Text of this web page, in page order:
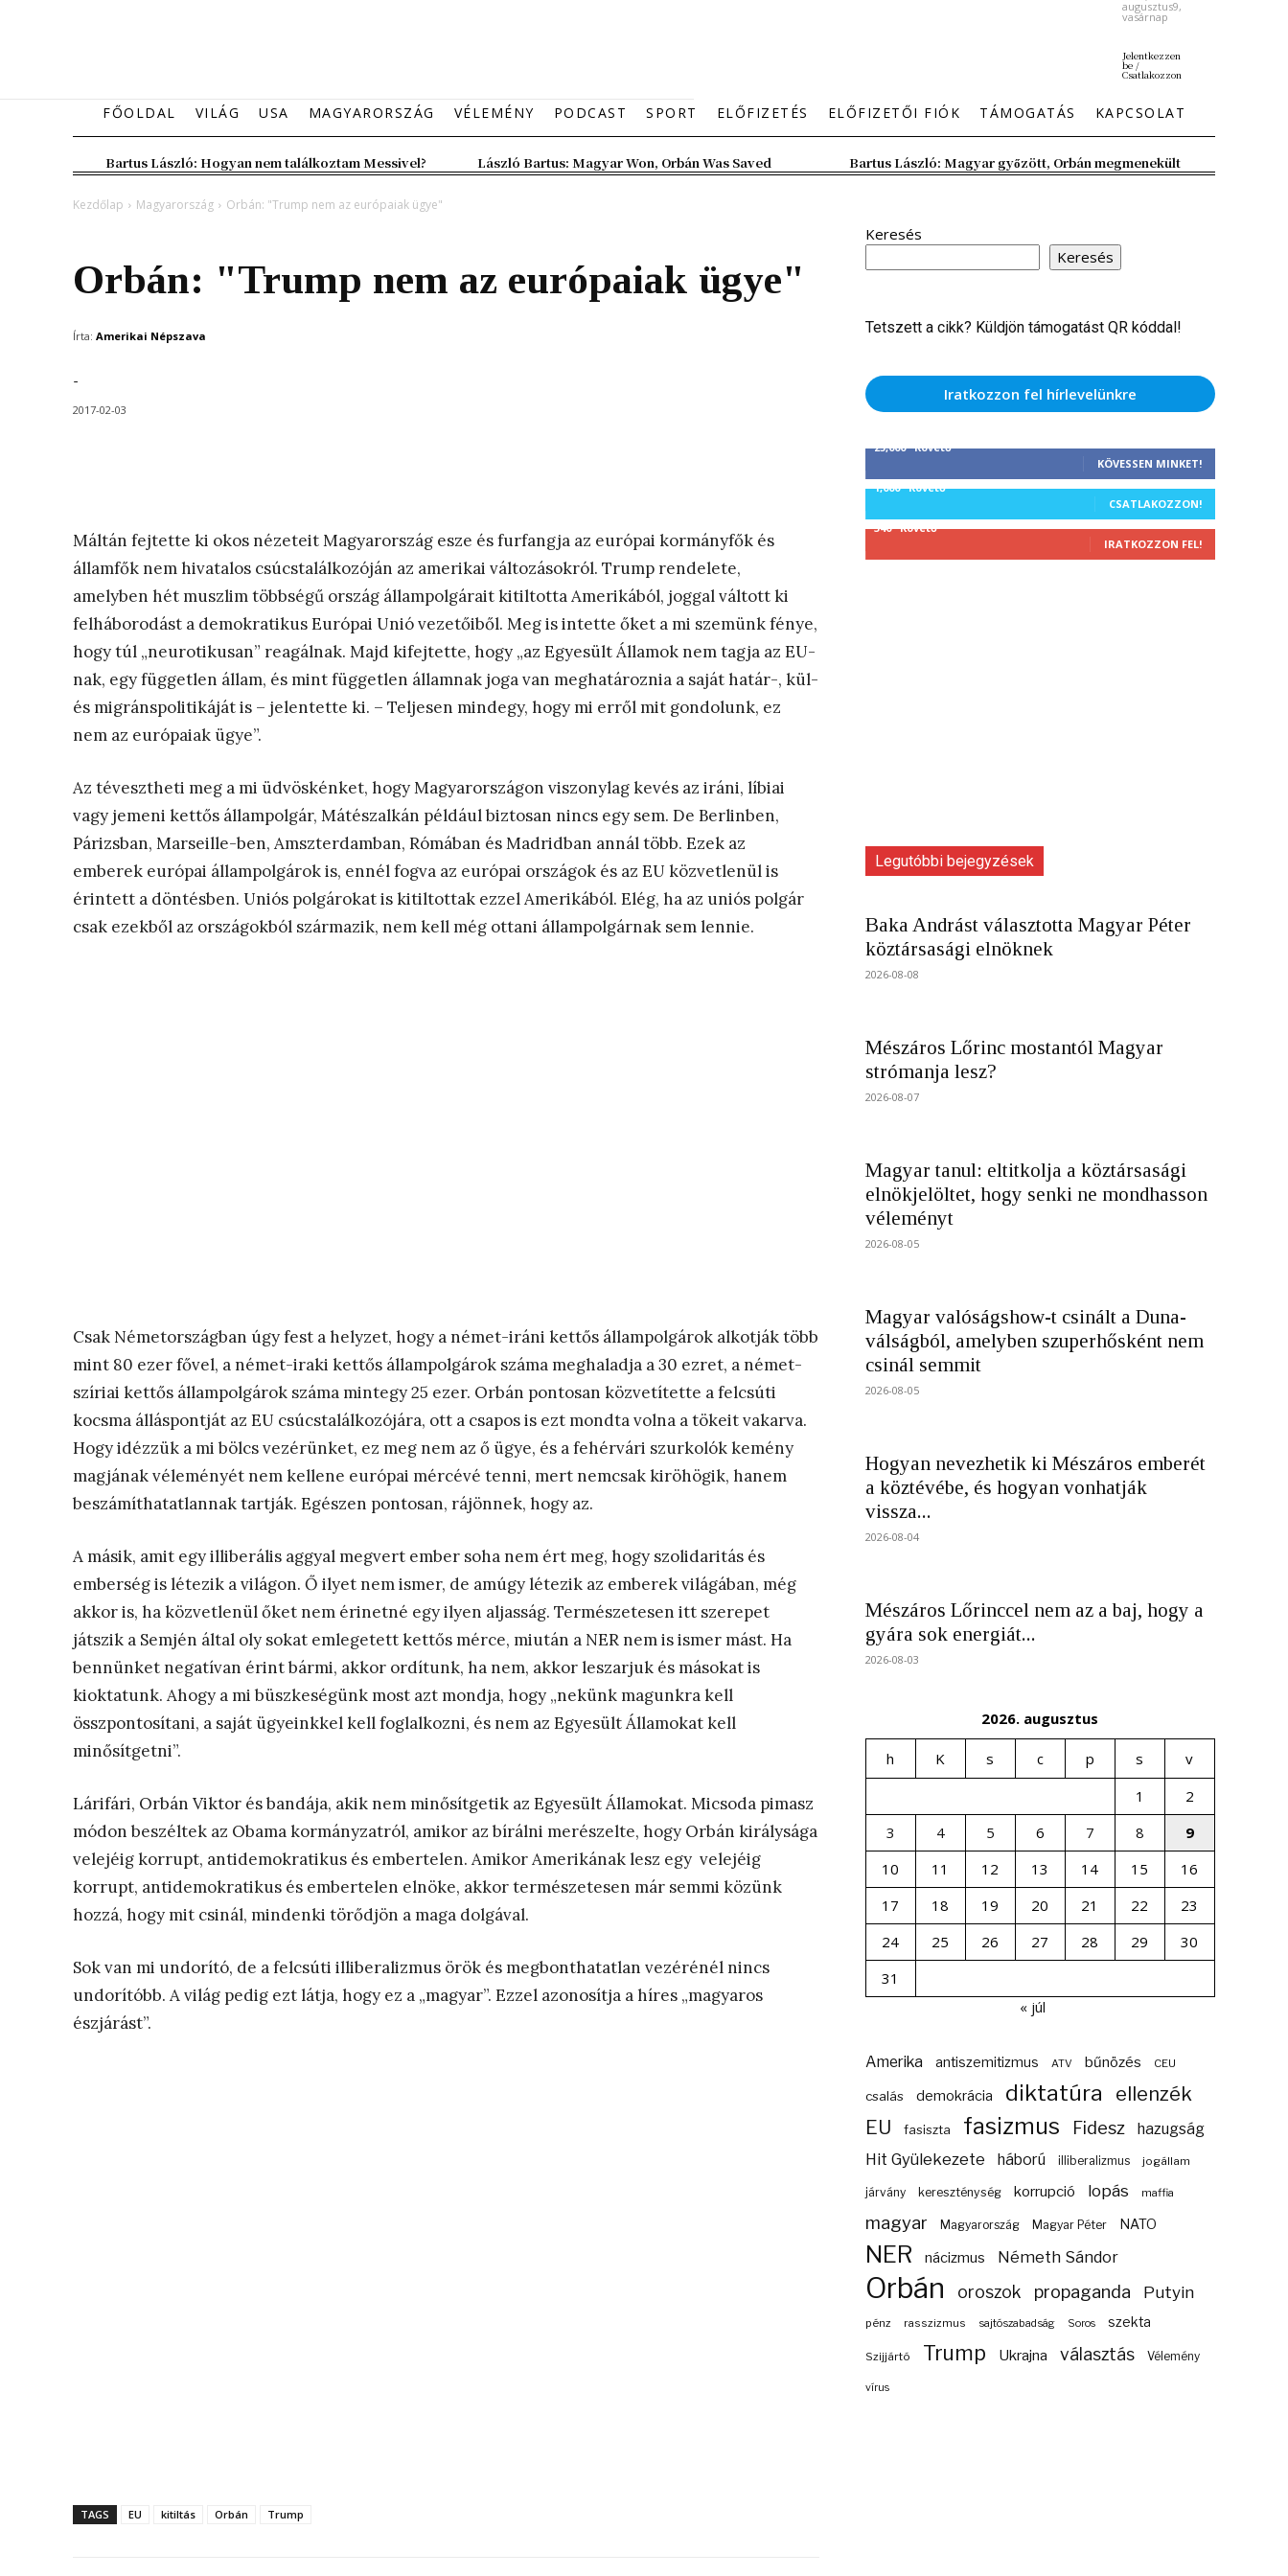
augusztus9,
vasárnap
Jelentkezzen
be /
Csatlakozzon
FŐOLDAL VILÁG USA MAGYARORSZÁG VÉLEMÉNY PODCAST SPORT ELŐFIZETÉS ELŐFIZETŐI FIÓK TÁMOGATÁS KAPCSOLAT
Bartus László: Hogyan nem találkoztam Messivel? László Bartus: Magyar Won, Orbán Was Saved Bartus László: Magyar győzött, Orbán megmenekült
Kezdőlap Magyarország Orbán: "Trump nem az európaiak ügye"
Orbán: "Trump nem az európaiak ügye"
Írta: Amerikai Népszava
-
2017-02-03
Máltán fejtette ki okos nézeteit Magyarország esze és furfangja az európai kormányfők és
államfők nem hivatalos csúcstalálkozóján az amerikai változásokról. Trump rendelete,
amelyben hét muszlim többségű ország állampolgárait kitiltotta Amerikából, joggal váltott ki
felháborodást a demokratikus Európai Unió vezetőiből. Meg is intette őket a mi szemünk fénye,
hogy túl „neurotikusan” reagálnak. Majd kifejtette, hogy „az Egyesült Államok nem tagja az EU-
nak, egy független állam, és mint független államnak joga van meghatároznia a saját határ-, kül-
és migránspolitikáját is – jelentette ki. – Teljesen mindegy, hogy mi erről mit gondolunk, ez
nem az európaiak ügye”.
Az tévesztheti meg a mi üdvöskénket, hogy Magyarországon viszonylag kevés az iráni, líbiai
vagy jemeni kettős állampolgár, Mátészalkán például biztosan nincs egy sem. De Berlinben,
Párizsban, Marseille-ben, Amszterdamban, Rómában és Madridban annál több. Ezek az
emberek európai állampolgárok is, ennél fogva az európai országok és az EU közvetlenül is
érintett a döntésben. Uniós polgárokat is kitiltottak ezzel Amerikából. Elég, ha az uniós polgár
csak ezekből az országokból származik, nem kell még ottani állampolgárnak sem lennie.
Csak Németországban úgy fest a helyzet, hogy a német-iráni kettős állampolgárok alkotják több
mint 80 ezer fővel, a német-iraki kettős állampolgárok száma meghaladja a 30 ezret, a német-
szíriai kettős állampolgárok száma mintegy 25 ezer. Orbán pontosan közvetítette a felcsúti
kocsma álláspontját az EU csúcstalálkozójára, ott a csapos is ezt mondta volna a tökeit vakarva.
Hogy idézzük a mi bölcs vezérünket, ez meg nem az ő ügye, és a fehérvári szurkolók kemény
magjának véleményét nem kellene európai mércévé tenni, mert nemcsak kiröhögik, hanem
beszámíthatatlannak tartják. Egészen pontosan, rájönnek, hogy az.
A másik, amit egy illiberális aggyal megvert ember soha nem ért meg, hogy szolidaritás és
emberség is létezik a világon. Ő ilyet nem ismer, de amúgy létezik az emberek világában, még
akkor is, ha közvetlenül őket nem érinetné egy ilyen aljasság. Természetesen itt szerepet
játszik a Semjén által oly sokat emlegetett kettős mérce, miután a NER nem is ismer mást. Ha
bennünket negatívan érint bármi, akkor ordítunk, ha nem, akkor leszarjuk és másokat is
kioktatunk. Ahogy a mi büszkeségünk most azt mondja, hogy „nekünk magunkra kell
összpontosítani, a saját ügyeinkkel kell foglalkozni, és nem az Egyesült Államokat kell
minősítgetni”.
Lárifári, Orbán Viktor és bandája, akik nem minősítgetik az Egyesült Államokat. Micsoda pimasz
módon beszéltek az Obama kormányzatról, amikor az bírálni merészelte, hogy Orbán királysága
velejéig korrupt, antidemokratikus és embertelen. Amikor Amerikának lesz egy velejéig
korrupt, antidemokratikus és embertelen elnöke, akkor természetesen már semmi közünk
hozzá, hogy mit csinál, mindenki törődjön a maga dolgával.
Sok van mi undorító, de a felcsúti illiberalizmus örök és megbonthatatlan vezérénél nincs
undorítóbb. A világ pedig ezt látja, hogy ez a „magyar”. Ezzel azonosítja a híres „magyaros
észjárást”.
TAGS EU kitiltás Orbán Trump
Keresés
Keresés
Tetszett a cikk? Küldjön támogatást QR kóddal!
Iratkozzon fel hírlevelünkre
25,000 Követő
KÖVESSEN MINKET!
1,000 Követő
CSATLAKOZZON!
340 Követő
IRATKOZZON FEL!
Legutóbbi bejegyzések
Baka Andrást választotta Magyar Péter
köztársasági elnöknek
2026-08-08
Mészáros Lőrinc mostantól Magyar
strómanja lesz?
2026-08-07
Magyar tanul: eltitkolja a köztársasági
elnökjelöltet, hogy senki ne mondhasson
véleményt
2026-08-05
Magyar valóságshow-t csinált a Duna-
válságból, amelyben szuperhősként nem
csinál semmit
2026-08-05
Hogyan nevezhetik ki Mészáros emberét
a köztévébe, és hogyan vonhatják
vissza...
2026-08-04
Mészáros Lőrinccel nem az a baj, hogy a
gyára sok energiát...
2026-08-03
2026. augusztus
h K s c p s
v
1
2
3
4 5 6 7 8
9
10
11 12 13 14 15
16
17
18 19 20 21 22
23
24
25 26 27 28 29
30
31
« júl
Amerika antiszemitizmus ATV bűnözés CEU
csalás demokrácia diktatúra ellenzék
EU fasiszta fasizmus Fidesz hazugság
Hit Gyülekezete háború illiberalizmus jogállam
járvány kereszténység korrupció lopás maffia
magyar Magyarország Magyar Péter NATO
NER nácizmus Németh Sándor
Orbán oroszok propaganda Putyin
pénz rasszizmus sajtószabadság Soros szekta
Szijjártó Trump Ukrajna választás Vélemény
vírus